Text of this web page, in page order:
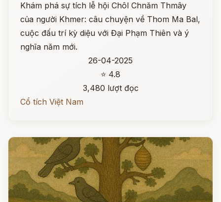
Khám phá sự tích lễ hội Chôl Chnăm Thmây
của người Khmer: câu chuyện về Thom Ma Bal,
cuộc đấu trí kỳ diệu với Đại Phạm Thiên và ý
nghĩa năm mới.
26-04-2025
⭐ 4.8
3,480 lượt đọc
Cổ tích Việt Nam